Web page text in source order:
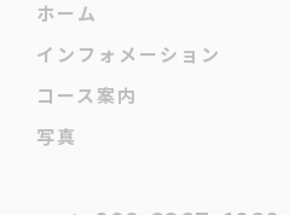
ホーム
インフォメーション
コース案内
写真